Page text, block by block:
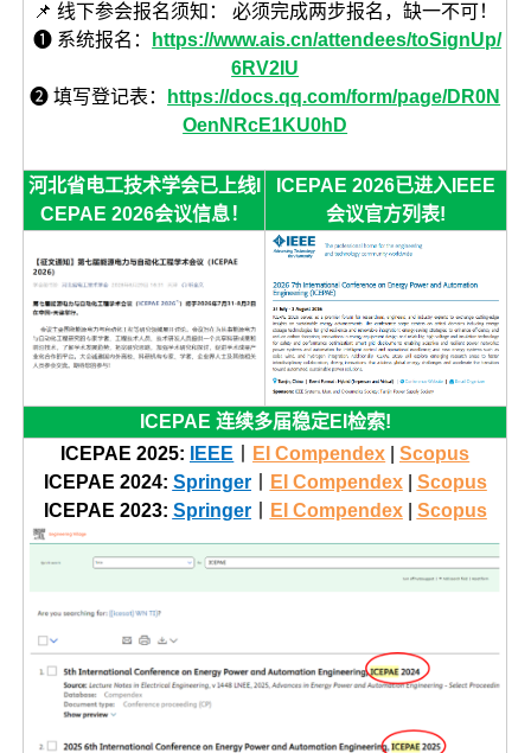
📌 线下参会报名须知： 必须完成两步报名，缺一不可！
❶ 系统报名：
https://www.ais.cn/attendees/toSignUp/
6RV2IU
❷ 填写登记表：
https://docs.qq.com/form/page/DR0N
OenNRcE1KU0hD
河北省电工技术学会已上线I
CEPAE 2026会议信息！
ICEPAE 2026已进入IEEE
会议官方列表!
ICEPAE 连续多届稳定EI检索!
ICEPAE 2025:
IEEE EI Compendex |Scopus
ICEPAE 2024: Springer丨 EI Compendex
Scopus
ICEPAE 2023: Springer丨 EI Compendex| Scopus